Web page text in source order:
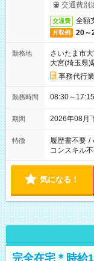
交通費別
交通費 全額
月収例 20～
勤務地
さいたま市
大宮(埼玉県)
事務代行業
勤務時間 08:30～
期間 2026年08月
特徴 履歴書不要 /
コンスキル
気になる！
完全在宅＊時給